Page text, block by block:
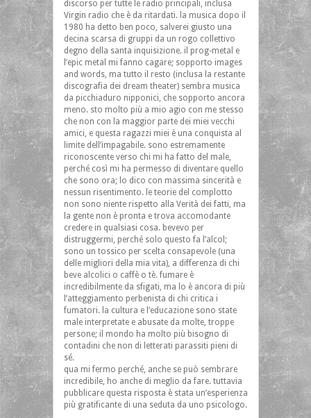
discorso per tutte le radio principali, inclusa
Virgin radio che è da ritardati. la musica dopo il
1980 ha detto ben poco, salverei giusto una
decina scarsa di gruppi da un rogo collettivo
degno della santa inquisizione. il prog-metal e
l’epic metal mi fanno cagare; sopporto images
and words, ma tutto il resto (inclusa la restante
discografia dei dream theater) sembra musica
da picchiaduro nipponici, che sopporto ancora
meno. sto molto più a mio agio con me stesso
che non con la maggior parte dei miei vecchi
amici, e questa ragazzi miei è una conquista al
limite dell’impagabile. sono estremamente
riconoscente verso chi mi ha fatto del male,
perché così mi ha permesso di diventare quello
che sono ora; lo dico con massima sincerità e
nessun risentimento. le teorie del complotto
non sono niente rispetto alla Verità dei fatti, ma
la gente non è pronta e trova accomodante
credere in qualsiasi cosa. bevevo per
distruggermi, perché solo questo fa l’alcol;
sono un tossico per scelta consapevole (una
delle migliori della mia vita), a differenza di chi
beve alcolici o caffè o tè. fumare è
incredibilmente da sfigati, ma lo è ancora di più
l’atteggiamento perbenista di chi critica i
fumatori. la cultura e l’educazione sono state
male interpretate e abusate da molte, troppe
persone; il mondo ha molto più bisogno di
contadini che non di letterati parassiti pieni di
sé.
qua mi fermo perché, anche se può sembrare
incredibile, ho anche di meglio da fare. tuttavia
pubblicare questa risposta è stata un’esperienza
più gratificante di una seduta da uno psicologo.